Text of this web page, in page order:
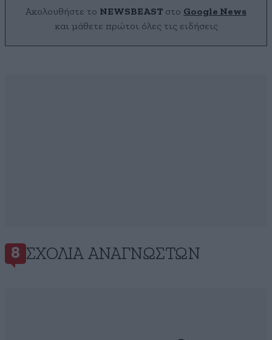
Ακολουθήστε το NEWSBEAST στο Google News
και μάθετε πρώτοι όλες τις ειδήσεις
8 ΣΧΌΛΙΑ ΑΝΑΓΝΩΣΤΏΝ